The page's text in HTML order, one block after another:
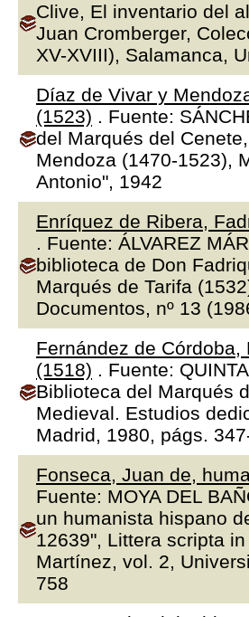
Clive, El inventario del
Juan Cromberger,
XV-XVIII), Salamanca,
Díaz de Vivar y
(1523) . Fuente:
del Marqués del
Mendoza (1470-1523),
Antonio", 1942
Enríquez de Ribera,
. Fuente: ÁLVAREZ
biblioteca de Don
Marqués de Tarifa
Documentos, nº 13
Fernández de
(1518) . Fuente:
Biblioteca del Marqués
Medieval. Estudios
Madrid, 1980, págs.
Fonseca, Juan de,
Fuente: MOYA DEL
un humanista hispano
12639", Littera scripta
Martínez, vol. 2,
758